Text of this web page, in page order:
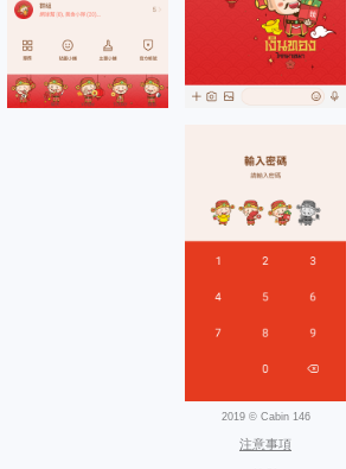
2019 © Cabin 146
注意事項